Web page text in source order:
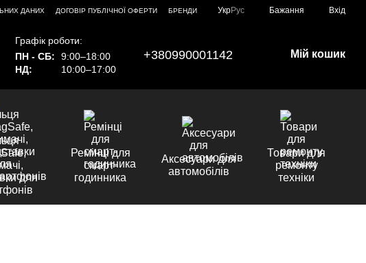
ДАНИХ ДОГОВІР ПУБЛІЧНОЇ ОФЕРТИ
БРЕНДИ
УкрРус Бажання Вхід
Графік роботи:
ПН - СБ:
9:00–18:00
НД:
10:00–17:00
+380990001142 Мій кошик
для
Ремінці для
смарт-
годинника
Аксесуари для
автомобілів
Товари для
ремонту
техніки